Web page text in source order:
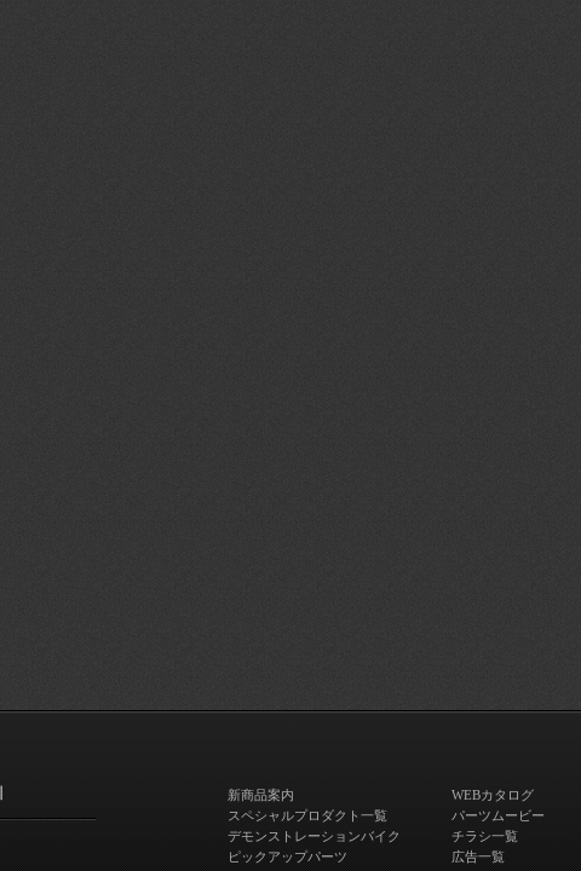
新商品案内
スペシャルプロダクト一覧
デモンストレーションバイク
ピックアップパーツ
WEBカタログ
パーツムービー
チラシ一覧
広告一覧